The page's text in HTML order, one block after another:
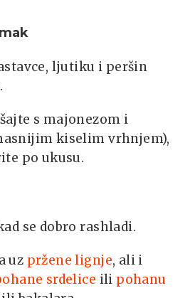
ljutiku i peršin
s majonezom i
kiselim vrhnjem),
po ukusu.
se dobro rashladi.
uz pržene lignje, ali i
srdelice ili pohanu